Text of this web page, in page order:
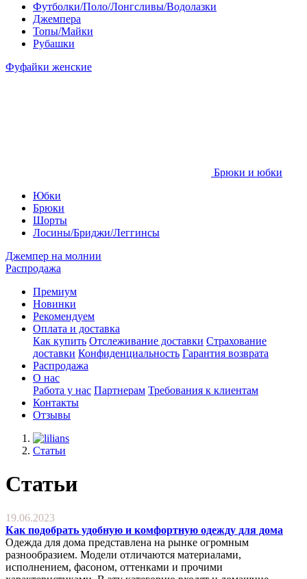
Футболки/Поло/Лонгсливы/Водолазки
Джемпера
Топы/Майки
Рубашки
Фуфайки женские
Брюки и юбки
Юбки
Брюки
Шорты
Лосины/Бриджи/Леггинсы
Джемпер на молнии
Распродажа
Премиум
Новинки
Рекомендуем
Оплата и доставка
Как купить Отслеживание доставки Страхование
доставки Конфиденциальность Гарантия возврата
Распродажа
О нас
Работа у нас Партнерам Требования к клиентам
Контакты
Отзывы
Статьи
Статьи
19.06.2023
Как подобрать удобную и комфортную одежду для дома
Одежда для дома представлена на рынке огромным
разнообразием. Модели отличаются материалами,
исполнением, фасоном, оттенками и прочими